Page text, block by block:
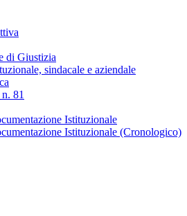
di Giustizia
sindacale e aziendale
81
Istituzionale
Istituzionale (Cronologico)